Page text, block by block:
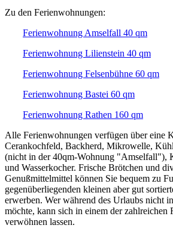
Zu den Ferienwohnungen:
Ferienwohnung Amselfall 40 qm
Ferienwohnung Lilienstein 40 qm
Ferienwohnung Felsenbühne 60 qm
Ferienwohnung Bastei 60 qm
Ferienwohnung Rathen 160 qm
Alle Ferienwohnungen verfügen über eine
Cerankochfeld, Backherd, Mikrowelle,
(nicht in der 40qm-Wohnung "Amselfall"),
und Wasserkocher. Frische Brötchen und
Genußmittelmittel können Sie bequem zu
gegenüberliegenden kleinen aber gut
erwerben. Wer während des Urlaubs nicht
möchte, kann sich in einem der zahlreichen
verwöhnen lassen.